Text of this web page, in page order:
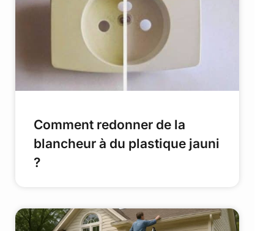
Comment redonner de la
blancheur à du plastique jauni
?